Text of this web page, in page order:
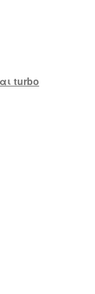
turbo